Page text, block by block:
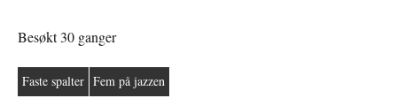
Besøkt 30 ganger
Faste spalter Fem på jazzen